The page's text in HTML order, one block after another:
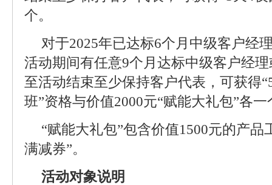
个。
对于2025年已达标6个月中级客户经
活动期间有任意9个月达标中级客户经
至活动结束至少保持客户代表，可获得
班”资格与价值2000元“赋能大礼包”各一
“赋能大礼包”包含价值1500元的产品
满减券”。
活动对象说明